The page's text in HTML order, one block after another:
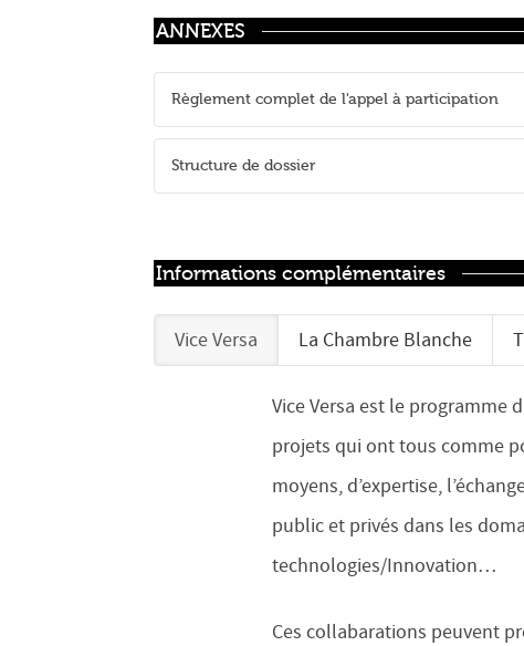
ANNEXES
Règlement complet de l'appel à participation
Structure de dossier
Informations complémentaires
Vice Versa La Chambre Blanche
Vice Versa est le programme
projets qui ont tous comme
moyens, d’expertise,
public et privés dans les
technologies/Innovation…
Ces collabarations peuvent